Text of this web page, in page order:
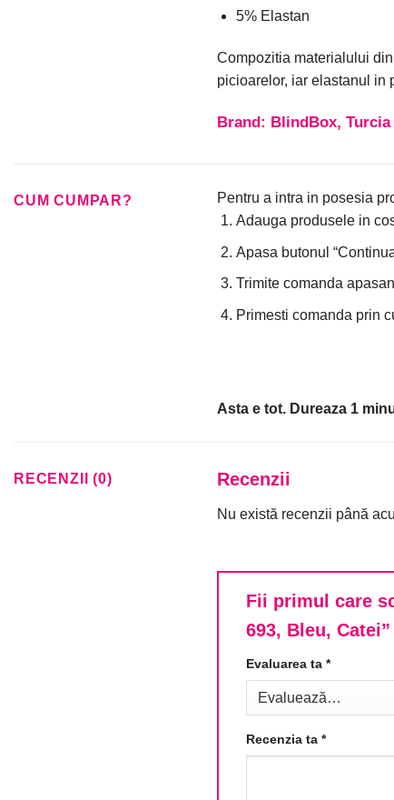
5% Elastan
Compozitia materialului
picioarelor, iar elastanul in
Brand: BlindBox, Turcia
CUM CUMPAR?
Pentru a intra in posesia
Adauga produsele in
Apasa butonul
Trimite comanda
Primesti comanda prin
Asta e tot. Dureaza 1
RECENZII (0) Recenzii
Nu există recenzii până
Fii primul care
693, Bleu, Catei”
Evaluarea ta *
Recenzia ta *